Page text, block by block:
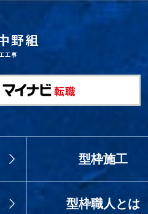
型枠施工
型枠職人とは